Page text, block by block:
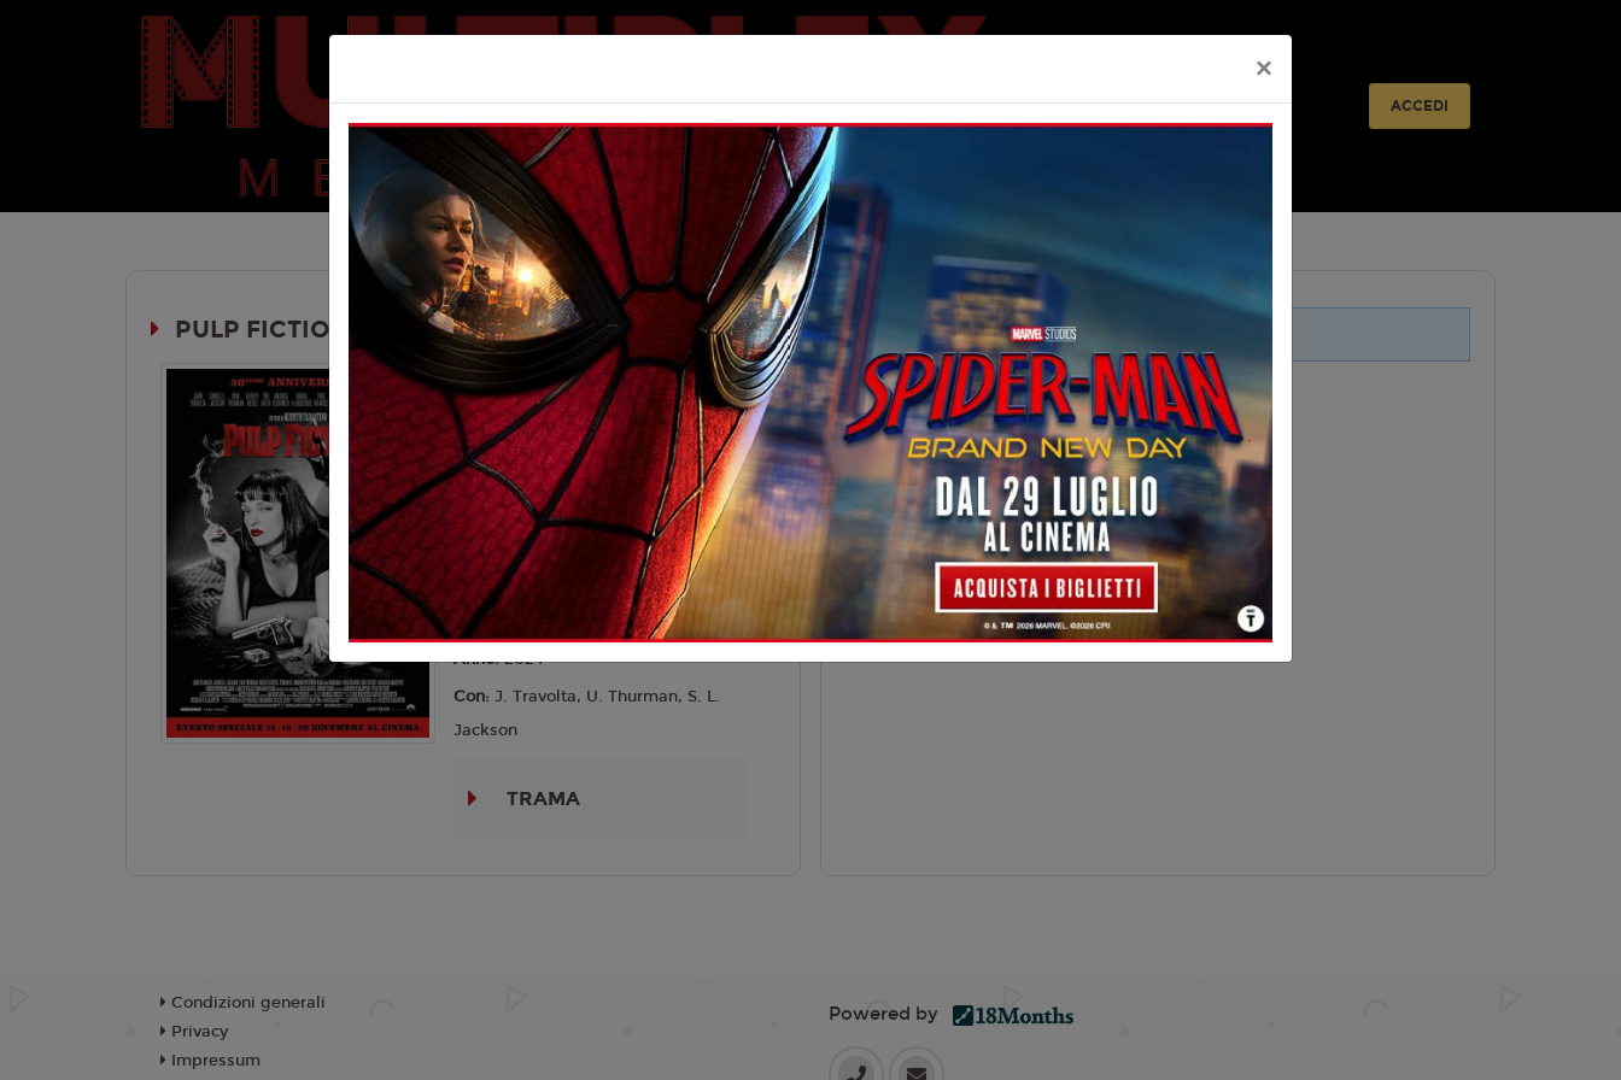
Home | Biglietteria Prossimamente ACCEDI
PULP FICTION 4K - EVENTO 30 ANNI (ED. SPEC.)
V.M. 14
EVENTO
Durata: 155 min
Genere:Drammatico
Lingua:Italiano
Età14+
Regia:
Anno:2024
Con: J. Travolta, U. Thurman, S. L.
Jackson
TRAMA
Non ci sono spettacoli legati a questo evento.
×
Condizioni generali
Privacy
Impressum
Powered by